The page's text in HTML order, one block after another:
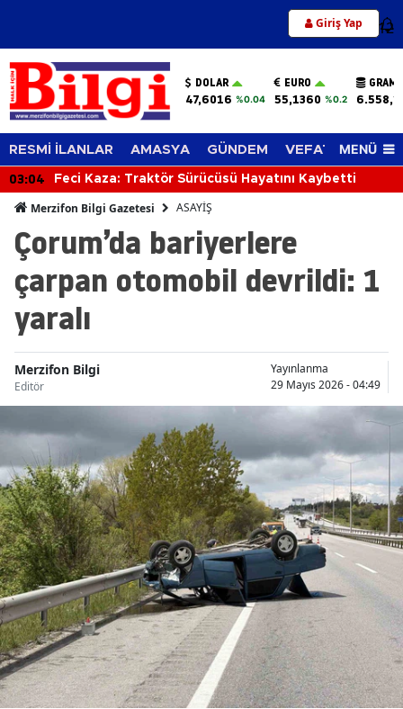
Giriş Yap 12
DOLAR
47,6016 %0.04
EURO
55,1360 %0.2
GRAM
RESMİ İLANLAR AMASYA GÜNDEM VEFAT EDENLER
MENÜ
03:04 Feci Kaza: Traktör Sürücüsü Hayatını Kaybetti
Merzifon Bilgi Gazetesi ASAYİŞ
Çorum’da bariyerlere
çarpan otomobil devrildi: 1
yaralı
Merzifon Bilgi
Editör
Yayınlanma
29 Mayıs 2026 - 04:49